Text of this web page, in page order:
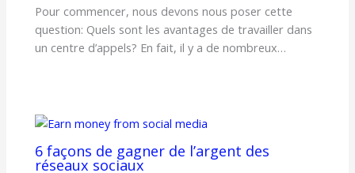
Pour commencer, nous devons nous poser cette
question: Quels sont les avantages de travailler dans
un centre d’appels? En fait, il y a de nombreux…
6 façons de gagner de l’argent des
réseaux sociaux